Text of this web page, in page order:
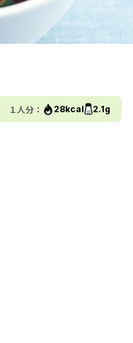
１人分： 28kcal 2.1g